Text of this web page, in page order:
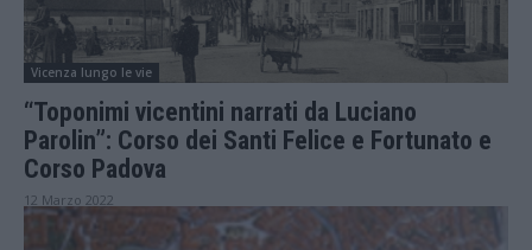
Vicenza lungo le vie
“Toponimi vicentini narrati da Luciano
Parolin”: Corso dei Santi Felice e Fortunato e
Corso Padova
12 Marzo 2022